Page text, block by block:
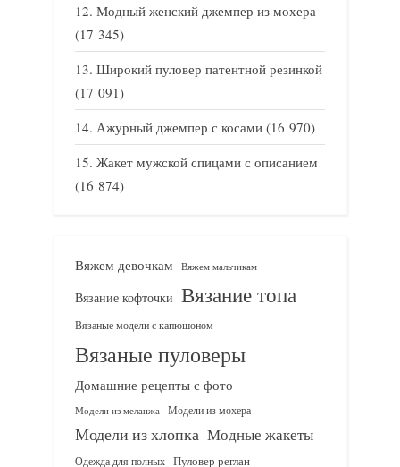
Модный женский джемпер из мохера
(17 345)
Широкий пуловер патентной резинкой
(17 091)
Ажурный джемпер с косами (16 970)
Жакет мужской спицами с описанием
(16 874)
Вяжем девочкам Вяжем мальчикам
Вязание кофточки Вязание топа
Вязаные модели с капюшоном
Вязаные пуловеры
Домашние рецепты с фото
Модели из меланжа Модели из мохера
Модели из хлопка Модные жакеты
Одежда для полных Пуловер реглан